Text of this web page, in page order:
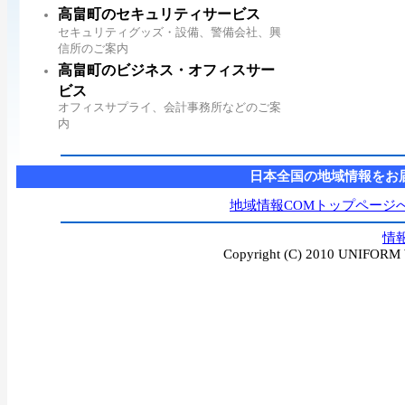
高畠町のセキュリティサービス
セキュリティグッズ・設備、警備会社、興
信所のご案内
高畠町のビジネス・オフィスサー
ビス
オフィスサプライ、会計事務所などのご案
内
日本全国の地域情報をお
地域情報COMトップページ
情
Copyright (C) 2010